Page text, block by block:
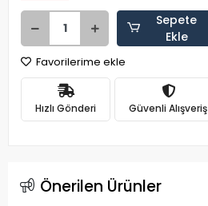
Sepete
Ekle
Favorilerime ekle
Hızlı Gönderi Güvenli Alışveriş
Önerilen Ürünler